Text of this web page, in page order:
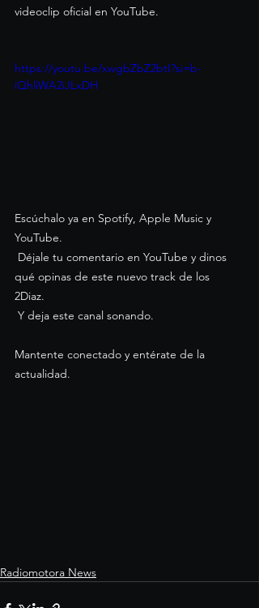
videoclip oficial en YouTube.
https://youtu.be/xwgbZbZ2btI?si=b-
iQhliWA2iJLxDH
Escúchalo ya en Spotify, Apple Music y
YouTube.
Déjale tu comentario en YouTube y dinos
qué opinas de este nuevo track de los
2Diaz.
Y deja este canal sonando.
Mantente conectado y entérate de la
actualidad.
Radiomotora News